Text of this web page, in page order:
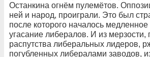
Останкина огнём пулемётов.
ней и народ, проиграли. Это был
после которого началось
угасание либералов. И из мерзости,
распутства либеральных лидеров,
погубленных либералами заводов,